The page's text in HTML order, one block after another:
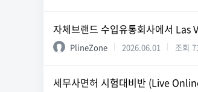
자체브랜드 수입유통회사에서 Las
PlineZone 2026.06.01 조회
세무사면허 시험대비반 (Live